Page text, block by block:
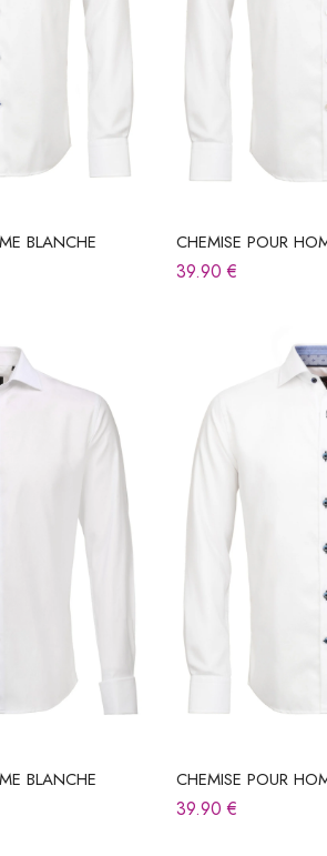
BLANCHE CHEMISE POUR
39.90€
BLANCHE CHEMISE POUR
39.90€